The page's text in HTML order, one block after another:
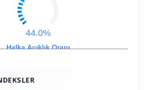
Halka Açıklık Oranı
44.0%